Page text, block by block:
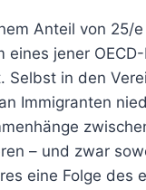
Anteil von 25/
eines jener
Selbst in den
Immigranten
– und zwar
eine Folge des